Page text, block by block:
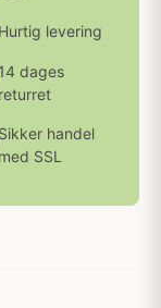
Hurtig levering
14 dages
returret
Sikker handel
med SSL